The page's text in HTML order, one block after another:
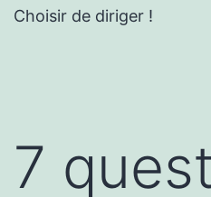
Choisir de diriger !
7